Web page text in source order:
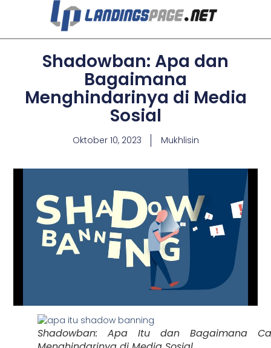
Shadowban: Apa dan
Bagaimana
Menghindarinya di Media
Sosial
Oktober 10, 2023 Mukhlisin
Shadowban: Apa Itu dan Bagaimana